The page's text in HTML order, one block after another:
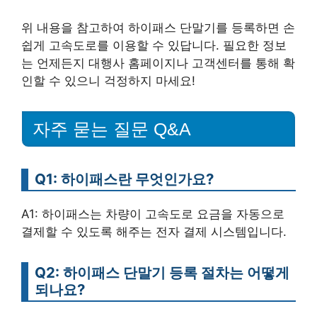
위 내용을 참고하여 하이패스 단말기를 등록하면 손
쉽게 고속도로를 이용할 수 있답니다. 필요한 정보
는 언제든지 대행사 홈페이지나 고객센터를 통해 확
인할 수 있으니 걱정하지 마세요!
자주 묻는 질문 Q&A
Q1: 하이패스란 무엇인가요?
A1: 하이패스는 차량이 고속도로 요금을 자동으로
결제할 수 있도록 해주는 전자 결제 시스템입니다.
Q2: 하이패스 단말기 등록 절차는 어떻게
되나요?